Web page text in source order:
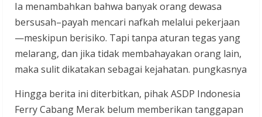
Ia menambahkan bahwa banyak orang dewasa
bersusah–payah mencari nafkah melalui pekerjaan
—meskipun berisiko. Tapi tanpa aturan tegas yang
melarang, dan jika tidak membahayakan orang lain,
maka sulit dikatakan sebagai kejahatan. pungkasnya
Hingga berita ini diterbitkan, pihak ASDP Indonesia
Ferry Cabang Merak belum memberikan tanggapan